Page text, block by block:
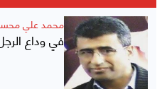
محمد علي
في وداع